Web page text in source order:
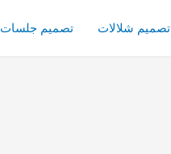
تصميم شلالات تصميم جلسات